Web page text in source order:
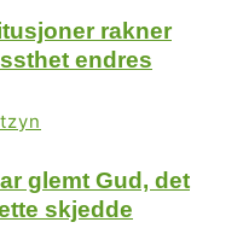
rakner
endres
glemt Gud, det
skjedde